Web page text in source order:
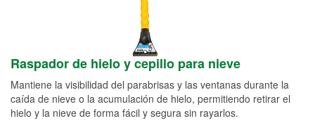
Raspador de hielo y cepillo para nieve
Mantiene la visibilidad del parabrisas y las ventanas durante la
caída de nieve o la acumulación de hielo, permitiendo retirar el
hielo y la nieve de forma fácil y segura sin rayarlos.